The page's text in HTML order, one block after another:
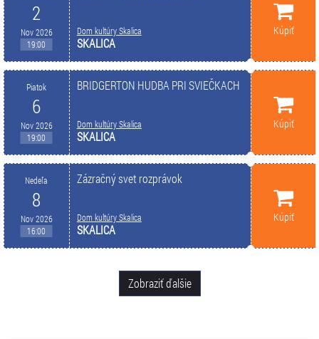
2
Nov 2026
19:00
Dom kultúry Skalica
SKALICA
Kúpiť
Piatok
6
Nov 2026
19:00
BRIDGERTON HUDBA PRI SVIEČKACH
Dom kultúry Skalica
SKALICA
Kúpiť
Nedeľa
8
Nov 2026
16:00
Zázračný svet rozprávok
Dom kultúry Skalica
SKALICA
Kúpiť
Zobraziť ďalšie